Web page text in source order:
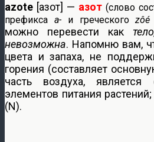
azote [азот] — азот (слово
префикса a- и греческогоzôé
можно перевести как
невозможна. Напомню вам,
цвета и запаха, не
горения (составляет
часть воздуха,
элементов питания
(N).